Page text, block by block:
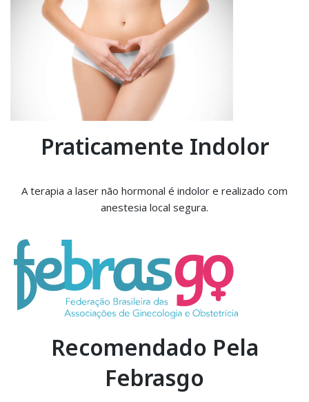
Praticamente Indolor
A terapia a laser não hormonal é indolor e realizado com
anestesia local segura.
Recomendado Pela
Febrasgo